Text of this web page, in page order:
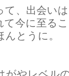
て、出会い
て今に至る
とうに。